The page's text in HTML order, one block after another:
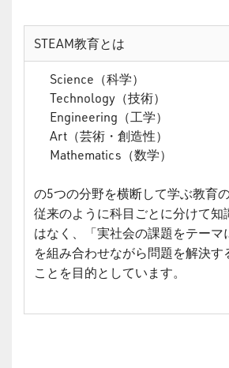
STEAM教育とは
Science（科学）
Technology（技術）
Engineering（工学）
Art（芸術・創造性）
Mathematics（数学）
の5つの分野を横断して学ぶ教育の
従来のように科目ごとに分けて知
はなく、「実社会の課題をテーマ
を組み合わせながら問題を解決す
ことを目的としています。